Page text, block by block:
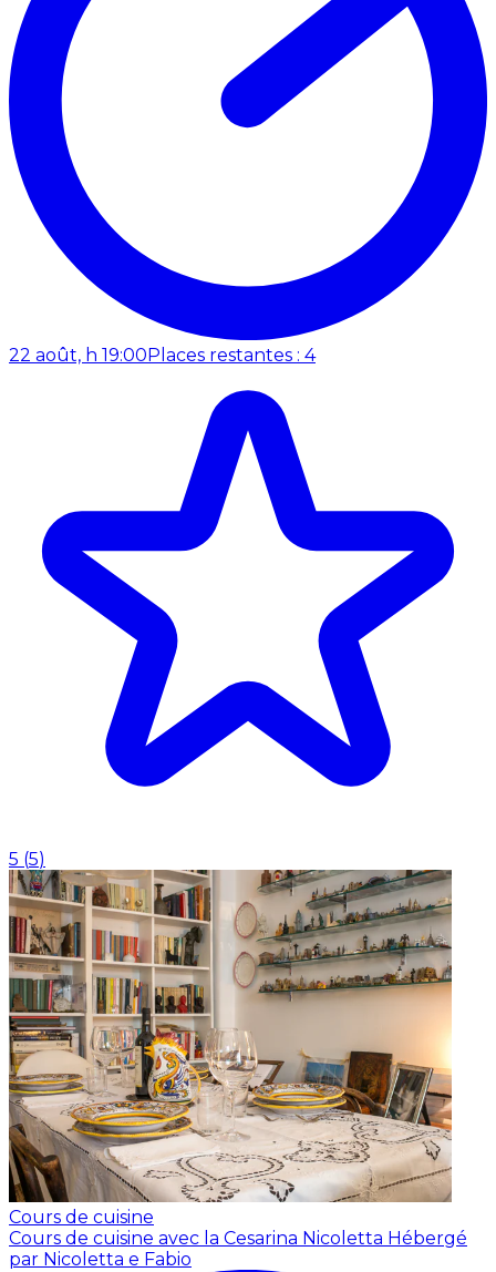
22 août, h 19:00Places restantes : 4
5 (5)
Cours de cuisine
Cours de cuisine avec la Cesarina Nicoletta Hébergé
par Nicoletta e Fabio